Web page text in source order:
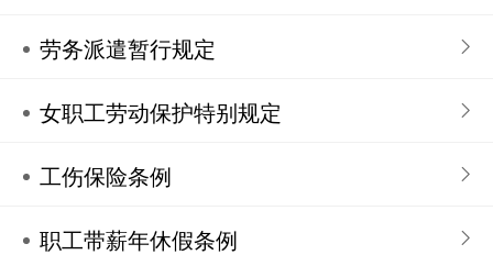
劳务派遣暂行规定
女职工劳动保护特别规定
工伤保险条例
职工带薪年休假条例